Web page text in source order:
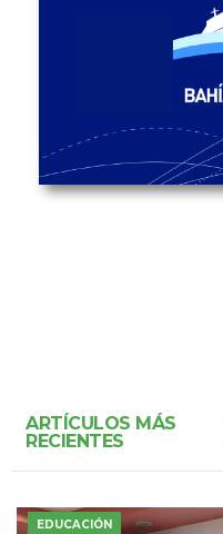
ARTÍCULOS MÁS
RECIENTES
EDUCACIÓN